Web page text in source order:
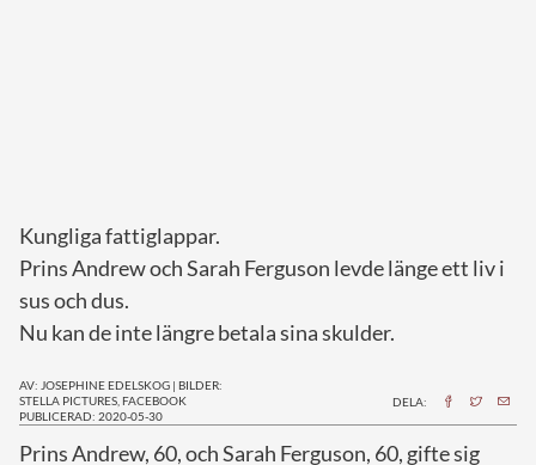
Kungliga fattiglappar.
Prins Andrew och Sarah Ferguson levde länge ett liv i
sus och dus.
Nu kan de inte längre betala sina skulder.
AV: JOSEPHINE EDELSKOG | BILDER:
STELLA PICTURES, FACEBOOK
PUBLICERAD: 2020-05-30
DELA:
Prins Andrew, 60, och Sarah Ferguson, 60, gifte sig